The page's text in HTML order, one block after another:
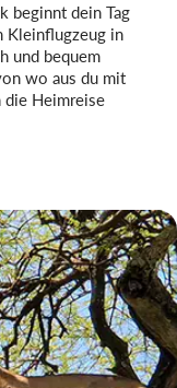
beginnt dein Tag
Kleinflugzeug in
und bequem
wo aus du mit
die Heimreise